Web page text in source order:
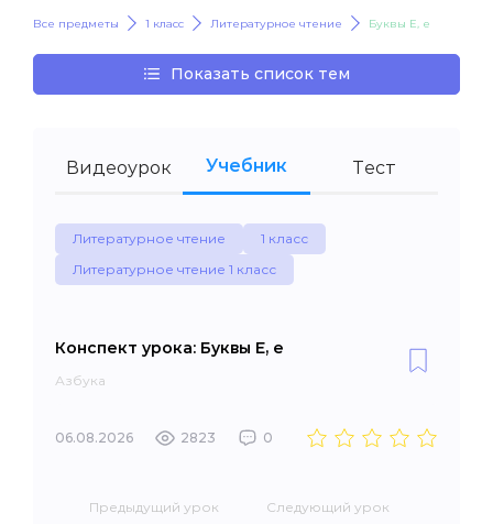
Все предметы 1 класс Литературное чтение Буквы Е, е
Показать список тем
Видеоурок Учебник Тест
Литературное чтение
1 класс
Литературное чтение 1 класс
Конспект урока: Буквы Е, е
Азбука
06.08.2026 2823 0
Предыдущий урок Следующий урок